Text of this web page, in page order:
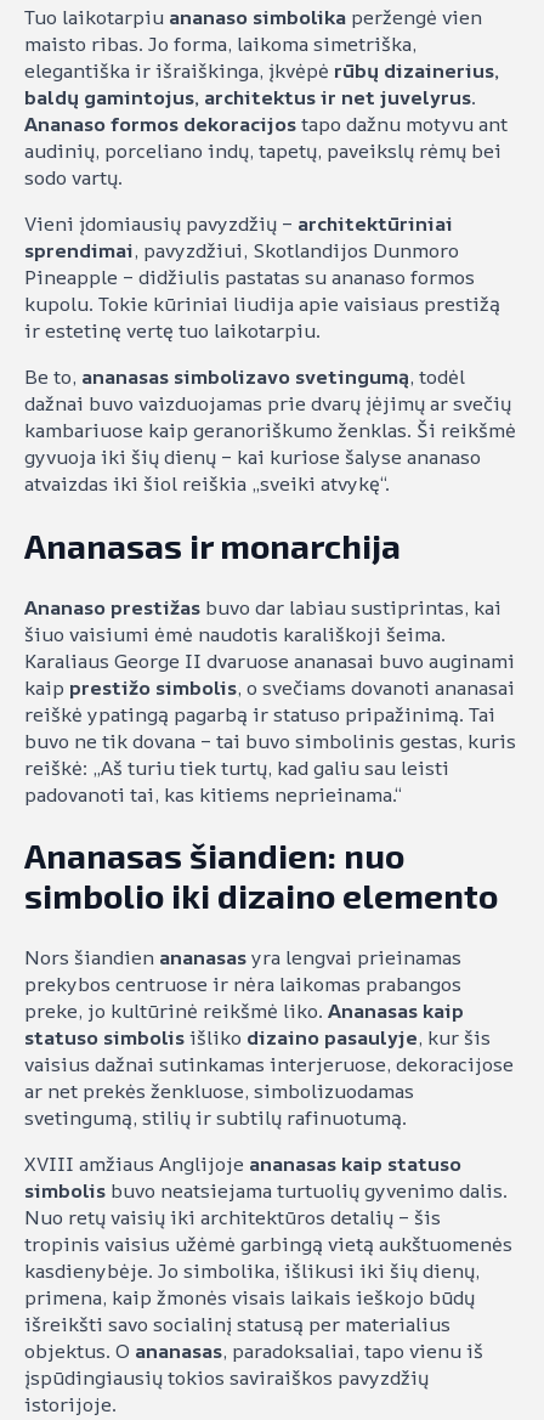
Tuo laikotarpiu ananaso simbolika peržengė vien
maisto ribas. Jo forma, laikoma simetriška,
elegantiška ir išraiškinga, įkvėpė rūbų dizainerius,
baldų gamintojus, architektus ir net juvelyrus.
Ananaso formos dekoracijostapo dažnu motyvu ant
audinių, porceliano indų, tapetų, paveikslų rėmų bei
sodo vartų.
Vieni įdomiausių pavyzdžių – architektūriniai
sprendimai, pavyzdžiui, Skotlandijos Dunmoro
Pineapple – didžiulis pastatas su ananaso formos
kupolu. Tokie kūriniai liudija apie vaisiaus prestižą
ir estetinę vertę tuo laikotarpiu.
Be to, ananasas simbolizavo svetingumą, todėl
dažnai buvo vaizduojamas prie dvarų įėjimų ar svečių
kambariuose kaip geranoriškumo ženklas. Ši reikšmė
gyvuoja iki šių dienų – kai kuriose šalyse ananaso
atvaizdas iki šiol reiškia „sveiki atvykę“.
Ananasas ir monarchija
Ananaso prestižas buvo dar labiau sustiprintas, kai
šiuo vaisiumi ėmė naudotis karališkoji šeima.
Karaliaus George II dvaruose ananasai buvo auginami
kaip prestižo simbolis, o svečiams dovanoti ananasai
reiškė ypatingą pagarbą ir statuso pripažinimą. Tai
buvo ne tik dovana – tai buvo simbolinis gestas, kuris
reiškė: „Aš turiu tiek turtų, kad galiu sau leisti
padovanoti tai, kas kitiems neprieinama.“
Ananasas šiandien: nuo
simbolio iki dizaino elemento
Nors šiandien ananasasyra lengvai prieinamas
prekybos centruose ir nėra laikomas prabangos
preke, jo kultūrinė reikšmė liko. Ananasas kaip
statuso simbolisišliko dizaino pasaulyje, kur šis
vaisius dažnai sutinkamas interjeruose, dekoracijose
ar net prekės ženkluose, simbolizuodamas
svetingumą, stilių ir subtilų rafinuotumą.
XVIII amžiaus Anglijoje ananasas kaip statuso
simbolis buvo neatsiejama turtuolių gyvenimo dalis.
Nuo retų vaisių iki architektūros detalių – šis
tropinis vaisius užėmė garbingą vietą aukštuomenės
kasdienybėje. Jo simbolika, išlikusi iki šių dienų,
primena, kaip žmonės visais laikais ieškojo būdų
išreikšti savo socialinį statusą per materialius
objektus. O ananasas, paradoksaliai, tapo vienu iš
įspūdingiausių tokios saviraiškos pavyzdžių
istorijoje.